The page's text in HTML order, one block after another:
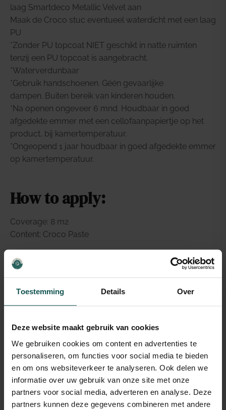
Toestemming Details Over
Deze website maakt gebruik van cookies
We gebruiken cookies om content en advertenties te
personaliseren, om functies voor social media te bieden
en om ons websiteverkeer te analyseren. Ook delen we
informatie over uw gebruik van onze site met onze
partners voor social media, adverteren en analyse. Deze
partners kunnen deze gegevens combineren met andere
laag Smartdeco Metallic Velvet aan
Maak de Croco stuc eventueel waterdicht met een laag
PU
*Zonder PU topcoat NIET geschikt in natte ruimten
tenzij een PU topcoat is aangebracht.
*Waterverdunbaar
*Gebruik handschoenen. Géén gevaarlijke
dampen. Buiten bereik van kinderen houden.
*Na openen ongeveer 6 mnd. Houdbaar in goed
afgedekte emmer met een cellofaanpapiertje op het
product, bij kamertemperatuur.
*Ongeopend 1 jaar houdbaar in goed afgedekte emmer
op kamertemperatuur.
How to apply:
Coverage: 8 m2
Content: Croco Paste
Make sure that the surface is smooth and dustfree.
Apply the primer with a fleece roller. Let it dry.
Withe the Croco roller you create the Croco patern
when the paste is still wet
Let this dry for 24 hours
Sand it with grain 80
Apply to your liking a little bit of Smartdeco Metallic
Velet with a hard sponge
If you wish you can apply a layer PU topcoat to make